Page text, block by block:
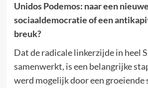
Unidos Podemos: naar een nieuwe
sociaaldemocratie of een
breuk?
Dat de radicale linkerzijde in heel
samenwerkt, is een belangrijke
werd mogelijk door een groeiende